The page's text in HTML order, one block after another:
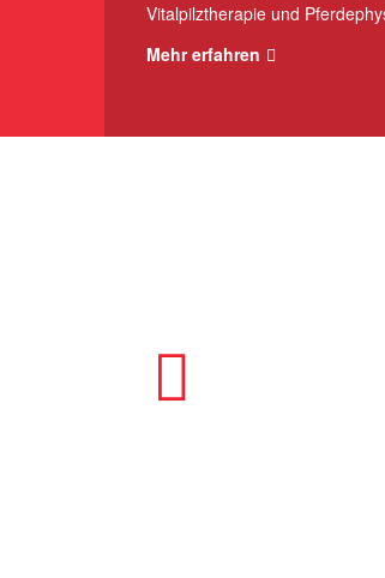
Vitalpilztherapie und
Mehr erfahren